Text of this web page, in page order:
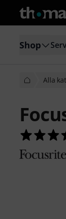
Shop
Alla